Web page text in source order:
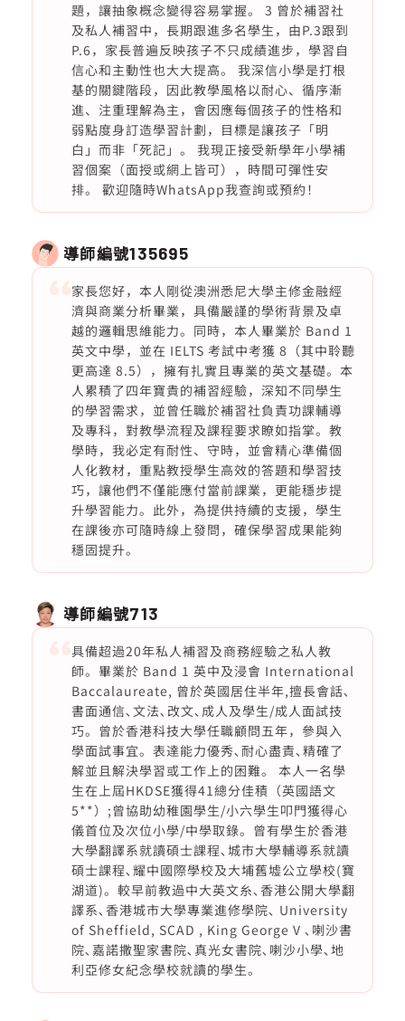
題，讓抽象概念變得容易掌握。 3 曾於補習社
及私人補習中，長期跟進多名學生，由P.3跟到
P.6，家長普遍反映孩子不只成績進步，學習自
信心和主動性也大大提高。 我深信小學是打根
基的關鍵階段，因此教學風格以耐心、循序漸
進、注重理解為主，會因應每個孩子的性格和
弱點度身訂造學習計劃，目標是讓孩子「明
白」而非「死記」。 我現正接受新學年小學補
習個案（面授或網上皆可），時間可彈性安
排。 歡迎隨時WhatsApp我查詢或預約！
導師編號135695
家長您好，本人剛從澳洲悉尼大學主修金融經
濟與商業分析畢業，具備嚴謹的學術背景及卓
越的邏輯思維能力。同時，本人畢業於 Band 1
英文中學，並在 IELTS 考試中考獲 8（其中聆聽
更高達 8.5），擁有扎實且專業的英文基礎。本
人累積了四年寶貴的補習經驗，深知不同學生
的學習需求，並曾任職於補習社負責功課輔導
及專科，對教學流程及課程要求瞭如指掌。教
學時，我必定有耐性、守時，並會精心準備個
人化教材，重點教授學生高效的答題和學習技
巧，讓他們不僅能應付當前課業，更能穩步提
升學習能力。此外，為提供持續的支援，學生
在課後亦可隨時線上發問，確保學習成果能夠
穩固提升。
導師編號713
具備超過20年私人補習及商務經驗之私人教
師。畢業於 Band 1 英中及浸會 International
Baccalaureate, 曾於英國居住半年,擅長會話､
書面通信､文法､改文､成人及學生/成人面試技
巧。曾於香港科技大學任職顧問五年，參與入
學面試事宜。表達能力優秀､耐心盡責､精確了
解並且解決學習或工作上的困難。 本人一名學
生在上屆HKDSE獲得41總分佳積（英國語文
5**）;曾協助幼稚園學生/小六學生叩門獲得心
儀首位及次位小學/中學取錄。曾有學生於香港
大學翻譯系就讀碩士課程､城市大學輔導系就讀
碩士課程､耀中國際學校及大埔舊墟公立學校(寶
湖道)。較早前教過中大英文糸､香港公開大學翻
譯系､香港城市大學專業進修學院､ University
of Sheffield, SCAD , King George V ､喇沙書
院､嘉諾撒聖家書院､真光女書院､喇沙小學､地
利亞修女紀念學校就讀的學生。